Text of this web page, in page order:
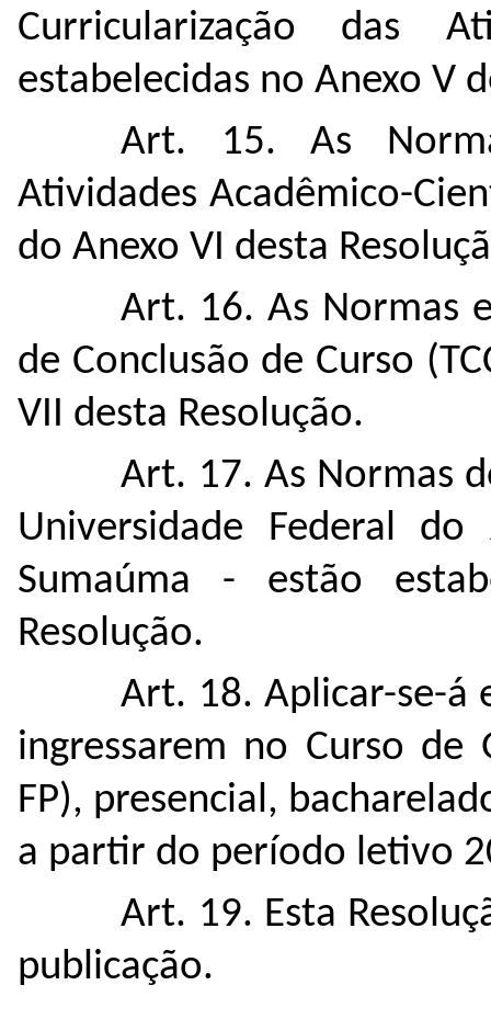
Curricularização das
estabelecidas no Anexo V
Art. 15. As
Atividades Acadêmico-
do Anexo VI desta
Art. 16.As Normas
de Conclusão de Curso
VII desta Resolução.
Art. 17. As Normas
Universidade Federal
Sumaúma - estão
Resolução.
Art. 18. Aplicar-se-á
ingressarem no Curso
FP), presencial,
a partir do período letivo
Art. 19. Esta
publicação.